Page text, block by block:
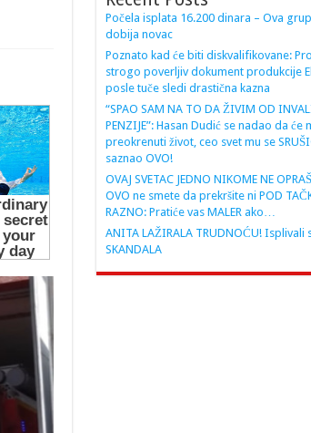
Počela isplata 16.200 dinara – Ova
dobija novac
Poznato kad će biti diskvalifikovane:
strogo poverljiv dokument produkcije
posle tuče sledi drastična kazna
“SPAO SAM NA TO DA ŽIVIM OD
PENZIJE”: Hasan Dudić se nadao da će
preokrenuti život, ceo svet mu se
saznao OVO!
OVAJ SVETAC JEDNO NIKOME NE
OVO ne smete da prekršite ni POD
RAZNO: Pratiće vas MALER ako…
ANITA LAŽIRALA TRUDNOĆU! Isplivali
SKANDALA